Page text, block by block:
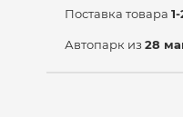
Поставка товара
Автопарк из 28